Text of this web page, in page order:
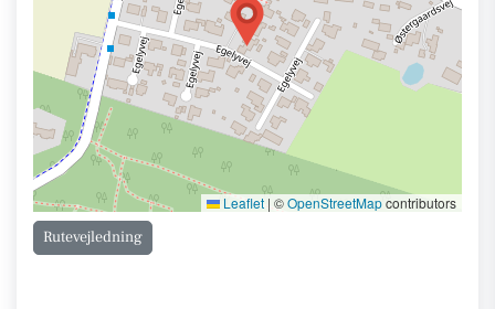
Leaflet | ©OpenStreetMapcontributors
Rutevejledning